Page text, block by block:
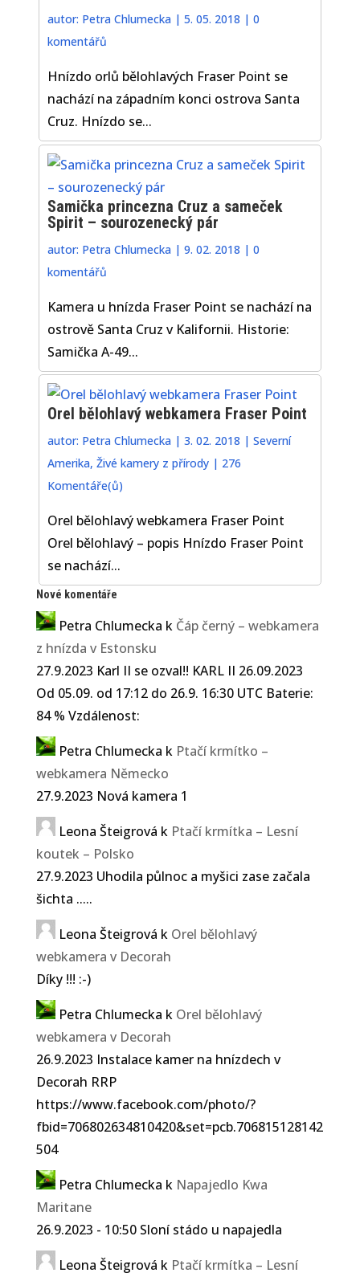
autor: Petra Chlumecka |5. 05. 2018 |0
komentářů
Hnízdo orlů bělohlavých Fraser Point se
nachází na západním konci ostrova Santa
Cruz. Hnízdo se...
Samička princezna Cruz a sameček
Spirit – sourozenecký pár
autor: Petra Chlumecka |9. 02. 2018 |0
komentářů
Kamera u hnízda Fraser Point se nachází na
ostrově Santa Cruz v Kalifornii. Historie:
Samička A-49...
Orel bělohlavý webkamera Fraser Point
autor: Petra Chlumecka |3. 02. 2018 |Severní
Amerika,Živé kamery z přírody | 276
Komentáře(ů)
Orel bělohlavý webkamera Fraser Point
Orel bělohlavý – popis Hnízdo Fraser Point
se nachází...
Nové komentáře
Petra Chlumecka k Čáp černý – webkamera
z hnízda v Estonsku
27.9.2023 Karl II se ozval!! KARL II 26.09.2023
Od 05.09. od 17:12 do 26.9. 16:30 UTC Baterie:
84 % Vzdálenost:
Petra Chlumecka k Ptačí krmítko –
webkamera Německo
27.9.2023 Nová kamera 1
Leona Šteigrová k Ptačí krmítka – Lesní
koutek – Polsko
27.9.2023 Uhodila půlnoc a myšici zase začala
šichta .....
Leona Šteigrová k Orel bělohlavý
webkamera v Decorah
Díky !!! :-)
Petra Chlumecka k Orel bělohlavý
webkamera v Decorah
26.9.2023 Instalace kamer na hnízdech v
Decorah RRP
https://www.facebook.com/photo/?
fbid=706802634810420&set=pcb.706815128142
504
Petra Chlumecka k Napajedlo Kwa
Maritane
26.9.2023 - 10:50 Sloní stádo u napajedla
Leona Šteigrová k Ptačí krmítka – Lesní